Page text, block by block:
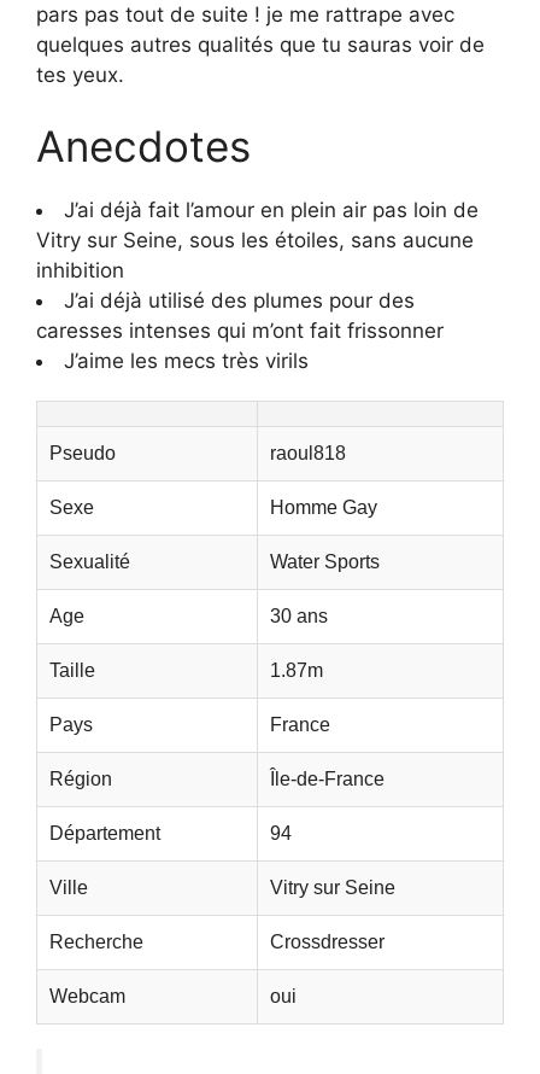
pars pas tout de suite ! je me rattrape avec
quelques autres qualités que tu sauras voir de
tes yeux.
Anecdotes
J’ai déjà fait l’amour en plein air pas loin de
Vitry sur Seine, sous les étoiles, sans aucune
inhibition
J’ai déjà utilisé des plumes pour des
caresses intenses qui m’ont fait frissonner
J’aime les mecs très virils
Pseudo raoul818
Sexe Homme Gay
Sexualité Water Sports
Age 30 ans
Taille 1.87m
Pays France
Région Île-de-France
Département 94
Ville Vitry sur Seine
Recherche Crossdresser
Webcam oui